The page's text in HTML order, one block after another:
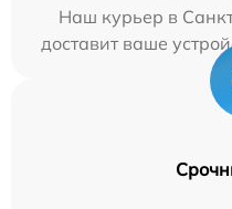
Наш курьер в
доставит ваше